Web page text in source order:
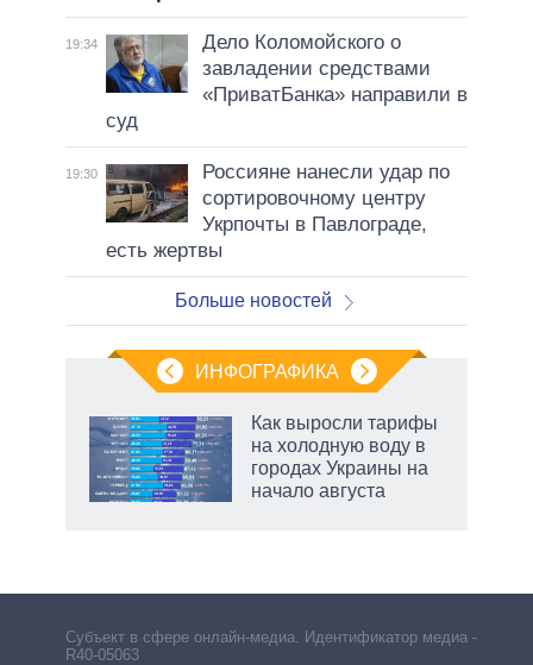
19:34
Дело Коломойского о
завладении средствами
«ПриватБанка» направили в
суд
19:30
Россияне нанесли удар по
сортировочному центру
Укрпочты в Павлограде,
есть жертвы
Больше новостей
ИНФОГРАФИКА
Как выросли тарифы
на холодную воду в
городах Украины на
начало августа
Субъект в сфере онлайн-медиа. Идентификатор медиа –
R40-05063